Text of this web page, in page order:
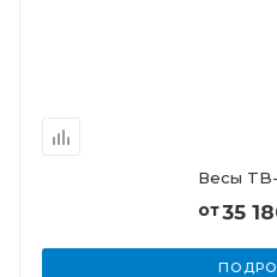
Весы
от35